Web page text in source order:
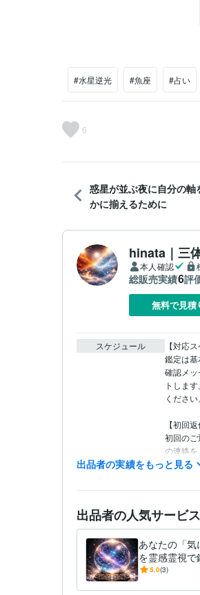
#水星逆光 #魚座 #占い
6
惑星が並ぶ夜に自分の軸
かに揃えるために
hinata｜三
本人確認
総販売実績6評
無料で見積
スケジュール
【対応
鑑定は
確認メ
トしま
くださ
【初回
初回の
の連絡
間」や
本業の都
だけは
経験職種 AI・機
PM・
カスタ
: 8年
出品者の実績をもっと見る
出品者の人気サービス
あなたの「気
を霊感霊視
顔を取り戻
5.0(3)